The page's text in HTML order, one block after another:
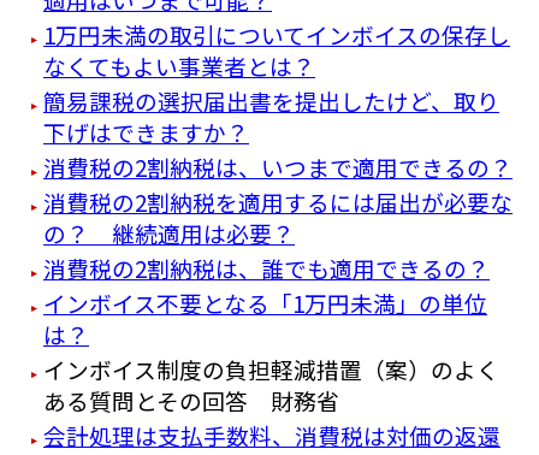
1万円未満の取引についてインボイスの保存し
なくてもよい事業者とは？
簡易課税の選択届出書を提出したけど、取り
下げはできますか？
消費税の2割納税は、いつまで適用できるの？
消費税の2割納税を適用するには届出が必要な
の？ 継続適用は必要？
消費税の2割納税は、誰でも適用できるの？
インボイス不要となる「1万円未満」の単位
は？
インボイス制度の負担軽減措置（案）のよく
ある質問とその回答 財務省
会計処理は支払手数料、消費税は対価の返還